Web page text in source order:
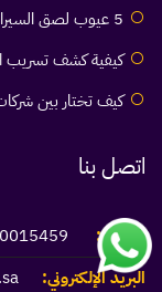
5 عيوب لصق السيراميك على البلاط تندم عليها لاحقاً
كيفية كشف تسريب
كيف تختار بين
اتصل بنا
الهاتف:
البريد الإلكتروني: